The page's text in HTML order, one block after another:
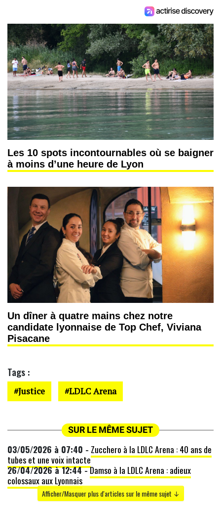
Les 10 spots incontournables où se baigner
à moins d’une heure de Lyon
Un dîner à quatre mains chez notre
candidate lyonnaise de Top Chef, Viviana
Pisacane
Tags :
Justice LDLC Arena
SUR LE MÊME SUJET
03/05/2026 à 07:40 - Zucchero à la LDLC Arena : 40 ans de
tubes et une voix intacte
26/04/2026 à 12:44 -Damso à la LDLC Arena : adieux
colossaux aux Lyonnais
Afficher/Masquer plus d'articles sur le même sujet ↓